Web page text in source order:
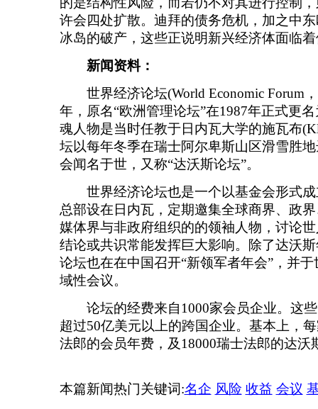
许会四处扩散。迪拜的债务危机，加之中
冰岛的破产，这些正说明新兴经济体面临
新闻资料：
世界经济论坛(World Economic Forum，
年，原名“欧洲管理论坛”在1987年正式更
魂人物是当时任教于日内瓦大学的施瓦布
坛以每年冬季在瑞士阿尔卑斯山区滑雪胜
会闻名于世，又称“达沃斯论坛”。
世界经济论坛也是一个以基金会形式成
总部设在日内瓦，定期邀集全球商界、政
媒体界与非政府组织的的领袖人物，讨论
结论或共识常能发挥巨大影响。除了达沃
论坛也在在中国召开“新领军者年会”，并
域性会议。
论坛的经费来自1000家会员企业。这些
超过50亿美元以上的跨国企业。基本上，
法郎的会员年费，及18000瑞士法郎的达沃
本篇新闻热门关键词:名企 风险 收益 会议